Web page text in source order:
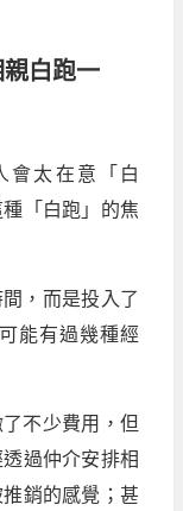
白跑一
會太在意「白
「白跑」的焦
，而是投入了
能有過幾種經
不少費用，但
過仲介安排相
銷的感覺；甚